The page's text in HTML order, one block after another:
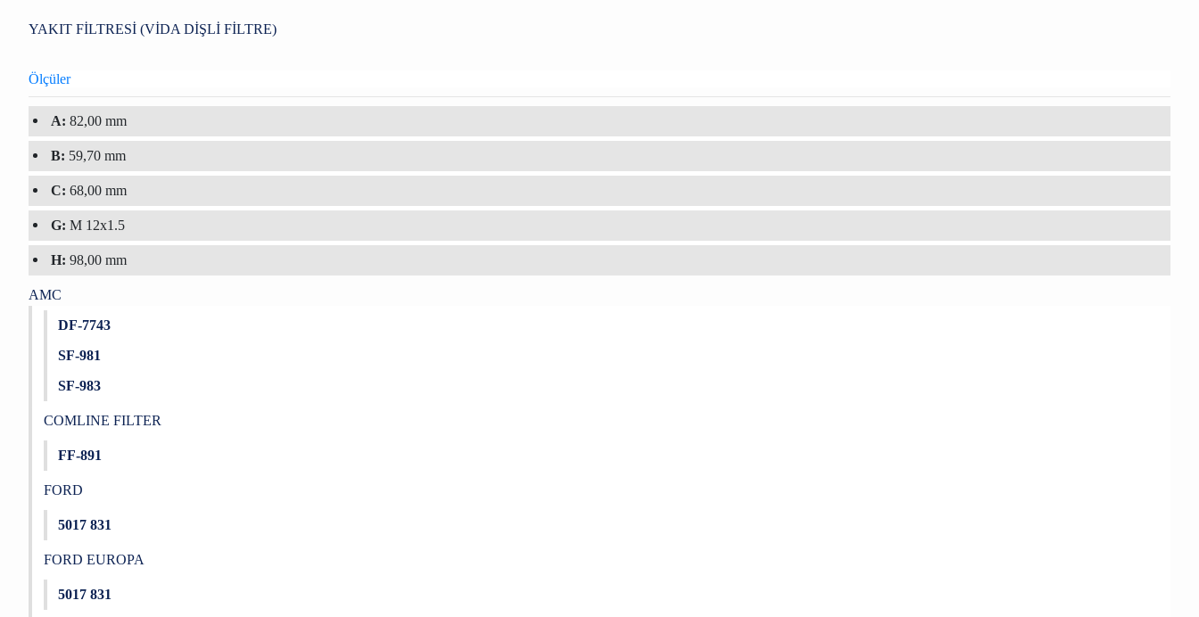
YAKIT FİLTRESİ (VİDA DİŞLİ FİLTRE)
Ölçüler
A: 82,00 mm
B: 59,70 mm
C: 68,00 mm
G: M 12x1.5
H: 98,00 mm
AMC
DF-7743
SF-981
SF-983
COMLINE FILTER
FF-891
FORD
5017 831
FORD EUROPA
5017 831